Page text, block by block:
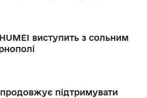
виступить з сольним
підтримувати